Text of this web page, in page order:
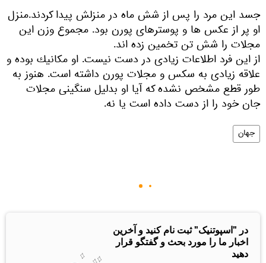
جسد اين مرد را پس از شش ماه در منزلش پيدا كردند.منزل
او پر از عكس ها و پوسترهاى پورن بود. مجموع وزن اين
مجلات را شش تن تخمين زده اند.
از اين فرد اطلاعات زيادى در دست نيست. او مكانيك بوده و
علاقه زيادى به سكس و مجلات پورن داشته است. هنوز به
طور قطع مشخص نشده كه آيا او بدليل سنگينى مجلات
جان خود را از دست داده است يا نه.
جهان
در "اسپوتنیک" ثبت نام کنید و آخرین
اخبار ما را مورد بحث و گفتگو قرار
دهید